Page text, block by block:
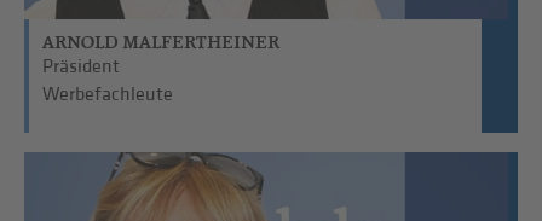
ARNOLD MALFERTHEINER
Präsident
Werbefachleute